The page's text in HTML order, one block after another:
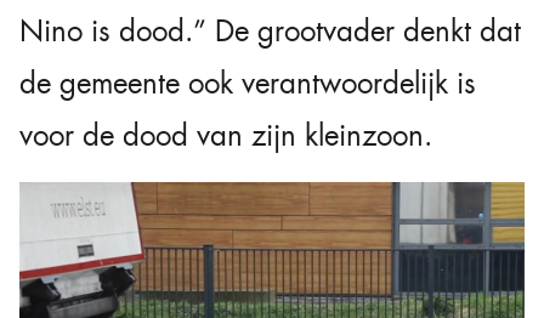
Nino is dood.” De grootvader denkt dat
de gemeente ook verantwoordelijk is
voor de dood van zijn kleinzoon.